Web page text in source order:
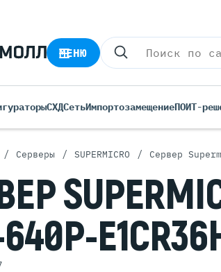
Rack
Tower
Б/У
МЕНЮ
СХДСетьИмпортозамещениеПОИТ-
/ Серверы / SUPERMICRO / Сервер